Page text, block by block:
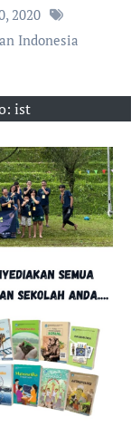
2020
Indonesia
ist